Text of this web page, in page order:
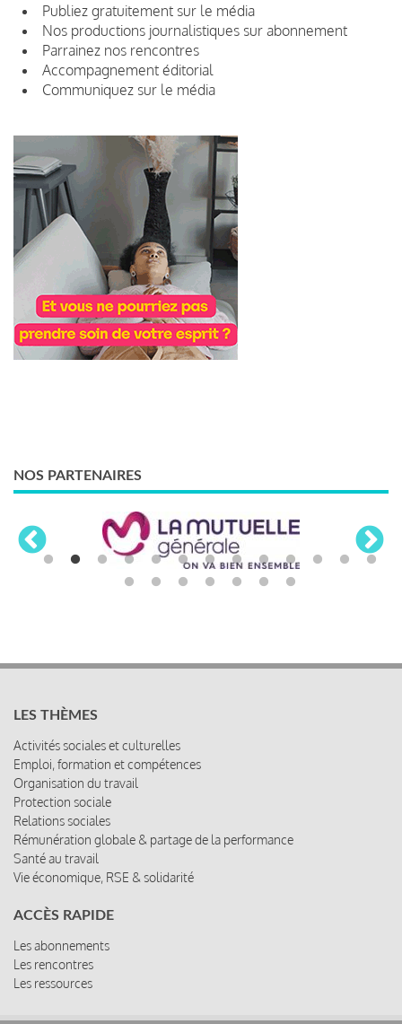
Publiez gratuitement sur le média
Nos productions journalistiques sur abonnement
Parrainez nos rencontres
Accompagnement éditorial
Communiquez sur le média
NOS PARTENAIRES
LES THÈMES
Activités sociales et culturelles
Emploi, formation et compétences
Organisation du travail
Protection sociale
Relations sociales
Rémunération globale & partage de la performance
Santé au travail
Vie économique, RSE & solidarité
ACCÈS RAPIDE
Les abonnements
Les rencontres
Les ressources